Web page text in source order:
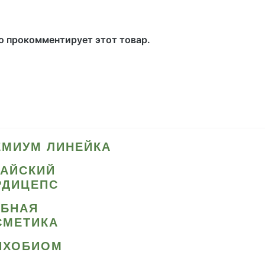
прокомментирует этот товар.
ЛИНЕЙКА